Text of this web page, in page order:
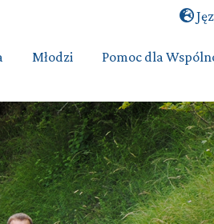
Młodzi Pomoc dla